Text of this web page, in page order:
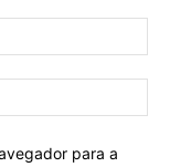
para a